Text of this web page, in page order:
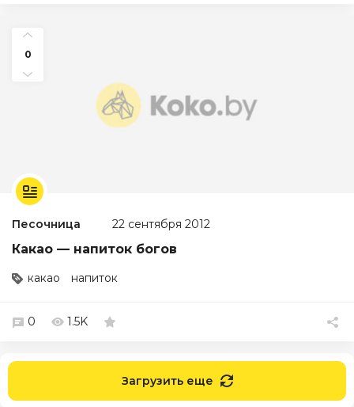
0
Песочница 22 сентября 2012
Какао — напиток богов
какао напиток
0 1.5K
Загрузить еще